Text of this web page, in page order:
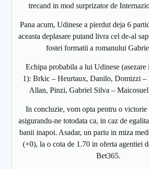
trecand in mod surprizator de
Pana acum, Udinese a pierdut deja 6
aceasta deplasare putand livra cel de-al
fostei formatii a romanului
Echipa probabila a lui Udinese (asezare
1): Brkic – Heurtaux, Danilo, Domizzi –
Allan, Pinzi, Gabriel Silva –
In concluzie, vom opta pentru o victorie
asigurandu-ne totodata ca, in caz de
banii inapoi. Asadar, un pariu in miza
(+0), la o cota de 1.70 in oferta agentiei
Bet365.